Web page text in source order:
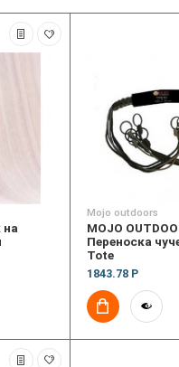
на
Mojo outdoors
MOJO
Переноска
Tote
1843.78 Р